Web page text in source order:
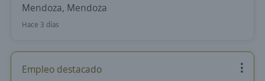
Mendoza, Mendoza
Hace 3 días
Empleo destacado